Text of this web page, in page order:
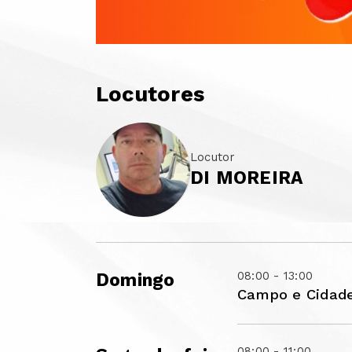
Locutores
Locutor
DI MOREIRA
Domingo 08:00 - 13:00
Campo e